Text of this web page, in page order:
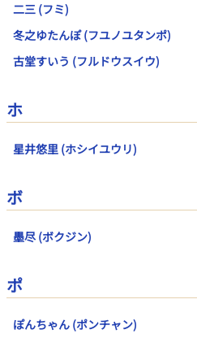
二三 (フミ)
冬之ゆたんぽ (フユノユタンポ)
古堂すいう (フルドウスイウ)
ホ
星井悠里 (ホシイユウリ)
ボ
墨尽 (ボクジン)
ポ
ぽんちゃん (ポンチャン)